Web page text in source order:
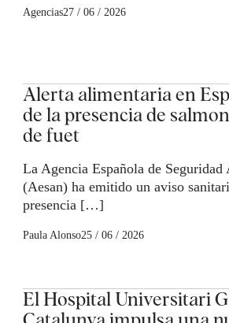
Agencias27 / 06 / 2026
Alerta alimentaria en
de la presencia de
de fuet
La Agencia Española de
(Aesan) ha emitido un aviso
presencia […]
Paula Alonso25 / 06 / 2026
El Hospital Universitari